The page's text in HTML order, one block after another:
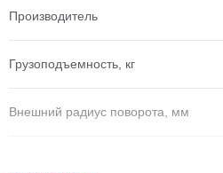
Производитель
Грузоподъемность, кг
Внешний радиус поворота, мм